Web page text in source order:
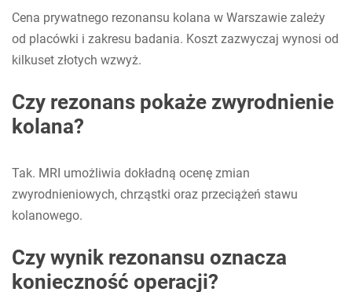
Cena prywatnego rezonansu kolana w Warszawie zależy
od placówki i zakresu badania. Koszt zazwyczaj wynosi od
kilkuset złotych wzwyż.
Czy rezonans pokaże zwyrodnienie
kolana?
Tak. MRI umożliwia dokładną ocenę zmian
zwyrodnieniowych, chrząstki oraz przeciążeń stawu
kolanowego.
Czy wynik rezonansu oznacza
konieczność operacji?